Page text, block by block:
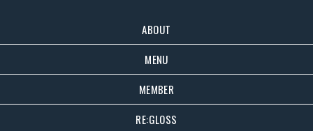
ABOUT
MENU
MEMBER
RE:GLOSS